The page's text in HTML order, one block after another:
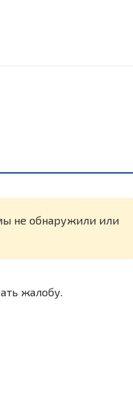
не обнаружили или
жалобу.